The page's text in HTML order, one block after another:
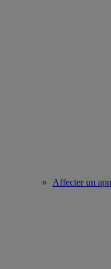
Affecter un